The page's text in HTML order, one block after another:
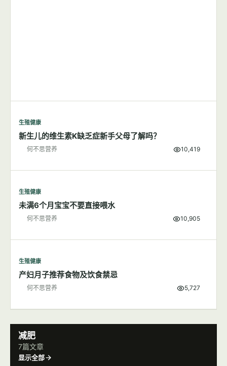
生殖健康
新生儿的维生素K缺乏症新手父母了解吗？
何不思营养 10,419
生殖健康
未满6个月宝宝不要直接喂水
何不思营养 10,905
生殖健康
产妇月子推荐食物及饮食禁忌
何不思营养 5,727
减肥
7篇文章
显示全部